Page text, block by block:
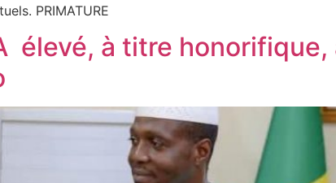
PRIMATURE
élevé, à titre honorifique,